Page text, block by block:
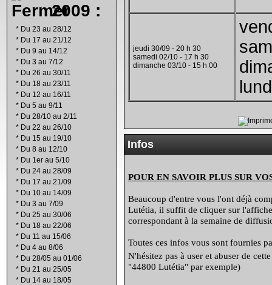
2009 :
* Du 23 au 28/12
* Du 17 au 21/12
* Du 9 au 14/12
* Du 3 au 7/12
* Du 26 au 30/11
* Du 18 au 23/11
* Du 12 au 16/11
* Du 5 au 9/11
* Du 28/10 au 2/11
* Du 22 au 26/10
* Du 15 au 19/10
* Du 8 au 12/10
* Du 1er au 5/10
* Du 24 au 28/09
* Du 17 au 21/09
* Du 10 au 14/09
* Du 3 au 7/09
* Du 25 au 30/06
* Du 18 au 22/06
* Du 11 au 15/06
* Du 4 au 8/06
* Du 28/05 au 01/06
* Du 21 au 25/05
* Du 14 au 18/05
jeudi 30/09 - 20 h 30
samedi 02/10 - 17 h 30
dimanche 03/10 - 15 h 00
Infos
POUR EN SAVOIR PLUS SUR
Beaucoup d'entre vous l'ont déjà
Lutétia, il suffit de cliquer sur l'affiche
correspondant à la semaine de
Toutes ces infos vous sont fournies
N'hésitez pas à user et abuser de
"44800 Lutétia" par exemple)